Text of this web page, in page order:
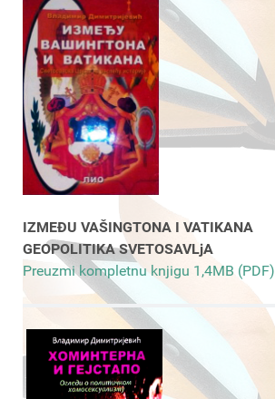
IZMEĐU VAŠINGTONA I VATIKANA
GEOPOLITIKA SVETOSAVLjA
Preuzmi kompletnu knjigu 1,4MB (PDF)